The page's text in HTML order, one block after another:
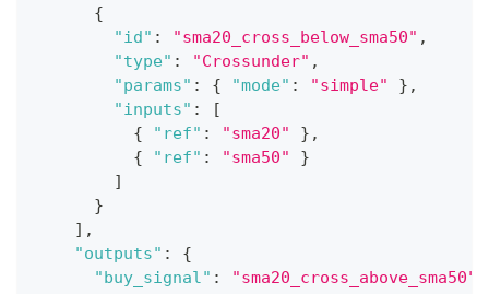
{
"id" : "sma20_cross_below_sma50" ,
"type" : "Crossunder" ,
"params" : { "mode" : "simple" } ,
"inputs" :
[
{
"ref" : "sma20" } ,
{
"ref" : "sma50"
}
]
}
] ,
"outputs" :
{
"buy_signal" : "sma20_cross_above_sma50"